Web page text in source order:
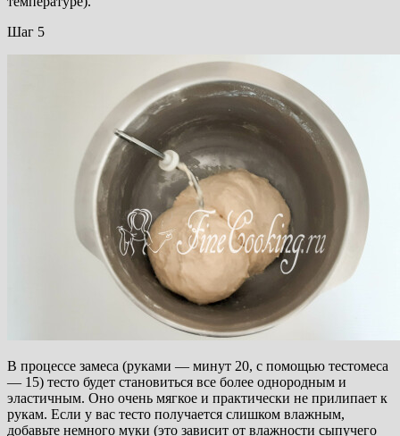
Шаг 5
В процессе замеса (руками — минут 20, с помощью тестомеса
— 15) тесто будет становиться все более однородным и
эластичным. Оно очень мягкое и практически не прилипает к
рукам. Если у вас тесто получается слишком влажным,
добавьте немного муки (это зависит от влажности сыпучего